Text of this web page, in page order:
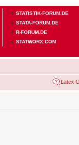
STATISTIK-FORUM.DE
STATA-FORUM.DE
R-FORUM.DE
STATWORX.COM
Latex